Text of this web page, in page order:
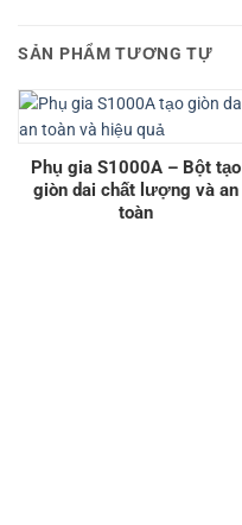
SẢN PHẨM TƯƠNG TỰ
Phụ gia S1000A – Bột tạo
giòn dai chất lượng và an
toàn